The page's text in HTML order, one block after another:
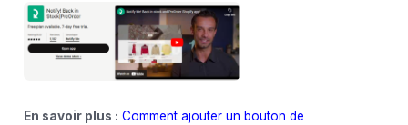
En savoir plus : Comment ajouter un bouton de